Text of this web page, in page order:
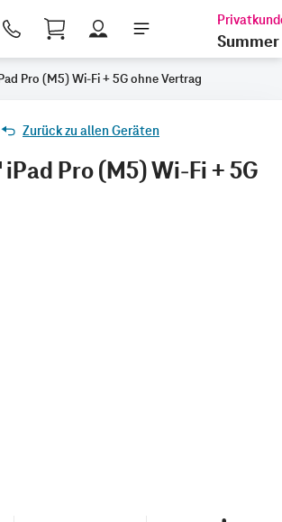
Shopping Cart
Summer
Pro (M5) Wi-Fi + 5G ohne Vertrag
Zurück zu allen Geräten
Pro (M5) Wi-Fi + 5G